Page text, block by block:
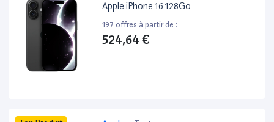
Apple iPhone 16 128Go
197 offres à partir de :
524,64 €